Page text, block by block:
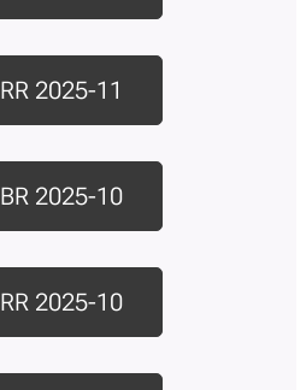
RR 2025-11
BR 2025-10
RR 2025-10